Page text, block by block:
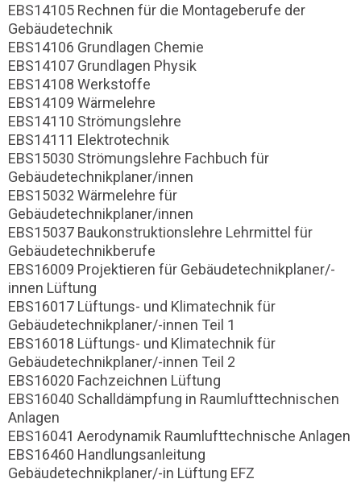
EBS14105 Rechnen für die Montageberufe der
Gebäudetechnik
EBS14106 Grundlagen Chemie
EBS14107 Grundlagen Physik
EBS14108 Werkstoffe
EBS14109 Wärmelehre
EBS14110 Strömungslehre
EBS14111 Elektrotechnik
EBS15030 Strömungslehre Fachbuch für
Gebäudetechnikplaner/innen
EBS15032 Wärmelehre für
Gebäudetechnikplaner/innen
EBS15037 Baukonstruktionslehre Lehrmittel für
Gebäudetechnikberufe
EBS16009 Projektieren für Gebäudetechnikplaner/-
innen Lüftung
EBS16017 Lüftungs- und Klimatechnik für
Gebäudetechnikplaner/-innen Teil 1
EBS16018 Lüftungs- und Klimatechnik für
Gebäudetechnikplaner/-innen Teil 2
EBS16020 Fachzeichnen Lüftung
EBS16040 Schalldämpfung in Raumlufttechnischen
Anlagen
EBS16041 Aerodynamik Raumlufttechnische Anlagen
EBS16460 Handlungsanleitung
Gebäudetechnikplaner/-in Lüftung EFZ